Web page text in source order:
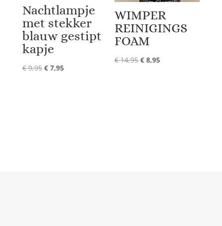
Nachtlampje
met stekker
blauw gestipt
kapje
€9,95 Oorspronkelijke
€7,95Huidige
WIMPER
REINIGINGS
FOAM
€14,95 Oorspronkelijke
€ 8,95Huidige